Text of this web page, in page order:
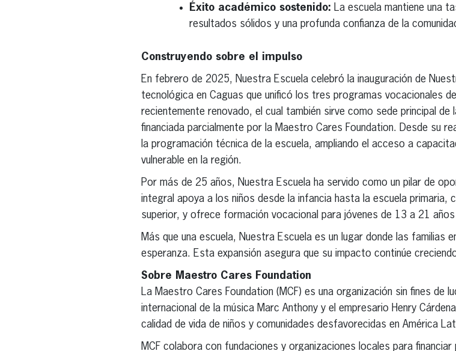
Éxito académico sostenido: La escuela mantiene una
resultados sólidos y una profunda confianza de la
Construyendo sobre el impulso
En febrero de 2025, Nuestra Escuela celebró la inauguración de
tecnológica en Caguas que unificó los tres programas vocacionales
recientemente renovado, el cual también sirve como sede principal
financiada parcialmente por la Maestro Cares Foundation. Desde su
la programación técnica de la escuela, ampliando el acceso a
vulnerable en la región.
Por más de 25 años, Nuestra Escuela ha servido como un pilar de
integral apoya a los niños desde la infancia hasta la escuela primaria,
superior, y ofrece formación vocacional para jóvenes de 13 a 21
Más que una escuela, Nuestra Escuela es un lugar donde las familias
esperanza. Esta expansión asegura que su impacto continúe
Sobre Maestro Cares Foundation
La Maestro Cares Foundation (MCF) es una organización sin fines de
internacional de la música Marc Anthony y el empresario Henry
calidad de vida de niños y comunidades desfavorecidas en América
MCF colabora con fundaciones y organizaciones locales para